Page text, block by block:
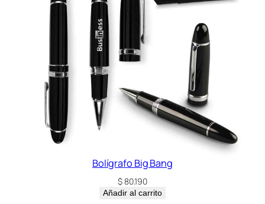
Bolígrafo Big Bang
$80.190
Añadir al carrito